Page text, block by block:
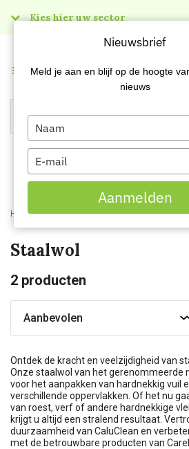
Kies hier uw sector
Menu
Home Webshop Schoonmaakartikelen
Staalwol
2 producten
Ontdek de kracht en veelzijdigheid van
Onze staalwol van het gerenommeerde
voor het aanpakken van hardnekkig vuil
verschillende oppervlakken. Of het nu
van roest, verf of andere hardnekkige
krijgt u altijd een stralend resultaat.
duurzaamheid van CaluClean en
met de betrouwbare producten van Carel
Nieuwsbrief
Meld je aan en blijf op de hoogte
nieuws
Type
your
name
Type
your
email
Aanmelden